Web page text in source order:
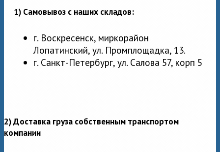
1) Самовывоз с наших складов:
г. Воскресенск, миркорайон
Лопатинский, ул. Промплощадка, 13.
г. Санкт-Петербург, ул. Салова 57, корп 5
2) Доставка груза собственным транспортом
компании